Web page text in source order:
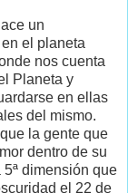
un
el planeta
nos cuenta
Planeta y
en ellas
del mismo.
la gente que
dentro de su
dimensión que
el 22 de